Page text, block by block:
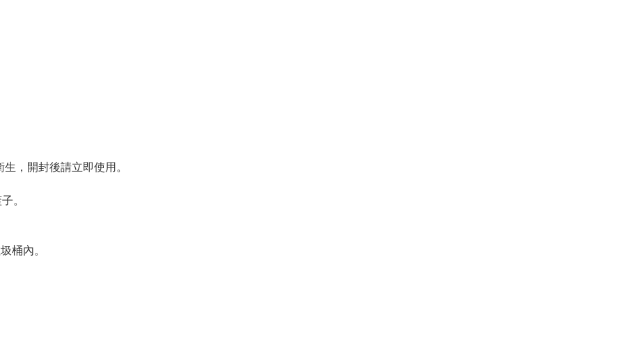
，開封後請立即使用。
。
桶內。